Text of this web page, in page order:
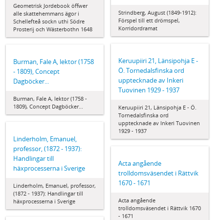
Geometrisk Jordebook öffwer
alle skattehemmans ägor i
Schellefteå sockn uthi Södre
Prosterij och Wästerbothn 1648
Strindberg, August (1849-1912):
Förspel till ett drömspel,
Korridordramat
Keruupiiri 21, Länsipohja E -
Ö. Tornedalsfinska ord
upptecknade av Inkeri
Tuovinen 1929 - 1937
Keruupiiri 21, Länsipohja E - Ö.
Tornedalsfinska ord
upptecknade av Inkeri Tuovinen
1929 - 1937
Burman, Fale A, lektor (1758
- 1809), Concept
Dagböcker...
Burman, Fale A, lektor (1758 -
1809), Concept Dagböcker...
Linderholm, Emanuel,
professor, (1872 - 1937):
Handlingar till
häxprocesserna i Sverige
Linderholm, Emanuel, professor,
(1872 - 1937): Handlingar till
häxprocesserna i Sverige
Acta angående
trolldomsväsendet i Rättvik
1670 - 1671
Acta angående
trolldomsväsendet i Rättvik 1670
- 1671